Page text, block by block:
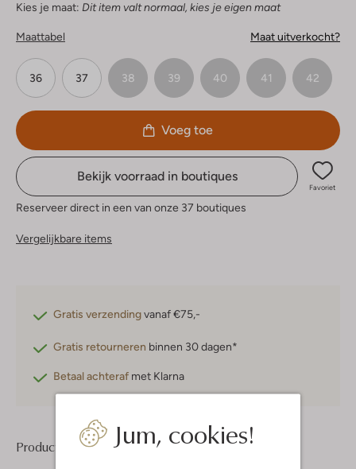
Jum, cookies!
Kies je maat: Dit item valt normaal, kies je eigen maat
Maattabel Maat uitverkocht?
36 37 38 39 40 41 42
Voeg toe
Bekijk voorraad in boutiques
Favoriet
Reserveer direct in een van onze 37 boutiques
Vergelijkbare items
Gratis verzendingvanaf €75,-
Gratis retourneren binnen 30 dagen*
Betaal achteraf met Klarna
Product informatie